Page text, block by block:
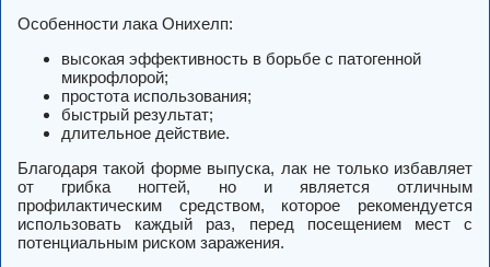
Особенности лака Онихелп:
высокая эффективность в борьбе с патогенной
микрофлорой;
простота использования;
быстрый результат;
длительное действие.
Благодаря такой форме выпуска, лак не только избавляет
от грибка ногтей, но и является отличным
профилактическим средством, которое рекомендуется
использовать каждый раз, перед посещением мест с
потенциальным риском заражения.